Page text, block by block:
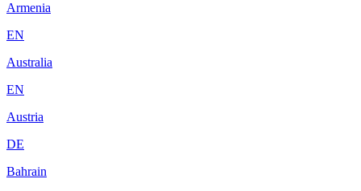
Armenia
EN
Australia
EN
Austria
DE
Bahrain